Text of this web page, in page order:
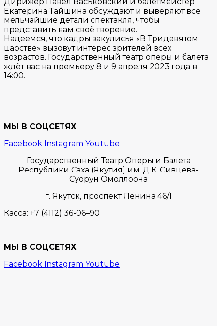
Екатерина Тайшина обсуждают и выверяют все
мельчайшие детали спектакля, чтобы
представить вам своё творение.
Надеемся, что кадры закулисья «В Тридевятом
царстве» вызовут интерес зрителей всех
возрастов. Государственный театр оперы и балета
ждёт вас на премьеру 8 и 9 апреля 2023 года в
14:00.
МЫ В СОЦСЕТЯХ
Facebook Instagram Youtube
Государственный Театр Оперы и Балета
Республики Саха (Якутия) им. Д.К. Сивцева-
Суорун Омоллоона
г. Якутск, проспект Ленина 46/1
Касса: +7 (4112) 36-06–90
МЫ В СОЦСЕТЯХ
Facebook Instagram Youtube